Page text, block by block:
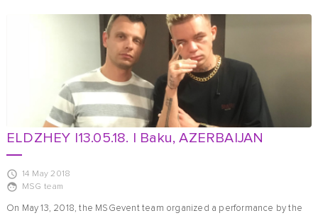
ELDZHEY |13.05.18. | Baku, AZERBAIJAN
14 May 2018
MSG team
On May 13, 2018, the MSGevent team organized a performance by the